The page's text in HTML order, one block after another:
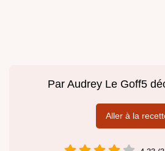
Par Audrey Le Goff5
Aller à la